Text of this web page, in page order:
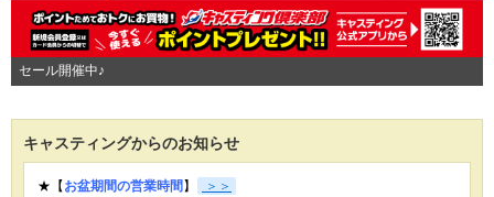
セール開催中♪
キャスティングからのお知らせ
★【 お盆期間の営業時間 】 ＞＞